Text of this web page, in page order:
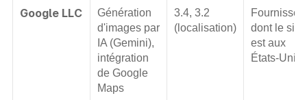
Google LLC
Génération
d'images par
IA (Gemini),
intégration
de Google
Maps
3.4, 3.2
(localisation)
dont le
est aux
États-Unis.